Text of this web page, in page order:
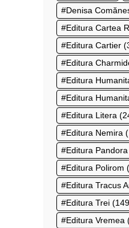
Denisa
Editura Cartea
Editura Cartier
Editura
Editura
Editura
Editura Litera
Editura Nemira
Editura Pandora
Editura Polirom
Editura Tracus
Editura Trei
Editura Vremea